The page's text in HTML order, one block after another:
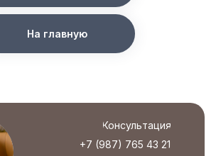
На главную
Консультация
+7 (987) 765 43 21